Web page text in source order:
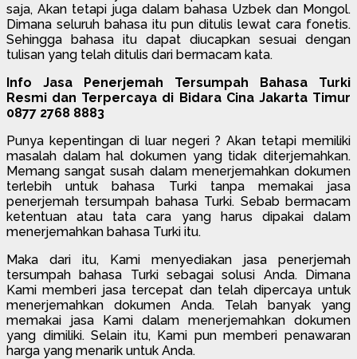
saja, Akan tetapi juga dalam bahasa Uzbek dan Mongol.
Dimana seluruh bahasa itu pun ditulis lewat cara fonetis.
Sehingga bahasa itu dapat diucapkan sesuai dengan
tulisan yang telah ditulis dari bermacam kata.
Info Jasa Penerjemah Tersumpah Bahasa Turki
Resmi dan Terpercaya di Bidara Cina Jakarta Timur
0877 2768 8883
Punya kepentingan di luar negeri ? Akan tetapi memiliki
masalah dalam hal dokumen yang tidak diterjemahkan.
Memang sangat susah dalam menerjemahkan dokumen
terlebih untuk bahasa Turki tanpa memakai jasa
penerjemah tersumpah bahasa Turki. Sebab bermacam
ketentuan atau tata cara yang harus dipakai dalam
menerjemahkan bahasa Turki itu.
Maka dari itu, Kami menyediakan jasa penerjemah
tersumpah bahasa Turki sebagai solusi Anda. Dimana
Kami memberi jasa tercepat dan telah dipercaya untuk
menerjemahkan dokumen Anda. Telah banyak yang
memakai jasa Kami dalam menerjemahkan dokumen
yang dimiliki. Selain itu, Kami pun memberi penawaran
harga yang menarik untuk Anda.